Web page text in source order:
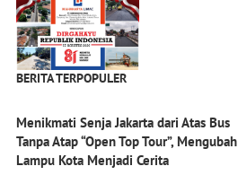
BERITA TERPOPULER
Menikmati Senja Jakarta dari Atas Bus
Tanpa Atap “Open Top Tour”, Mengubah
Lampu Kota Menjadi Cerita